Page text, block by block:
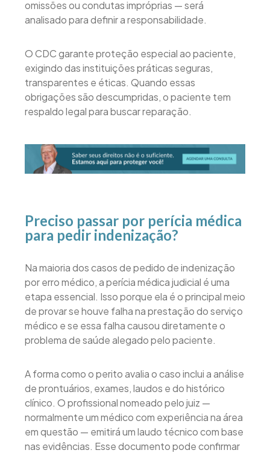
omissões ou condutas impróprias — será
analisado para definir a responsabilidade.
O CDC garante proteção especial ao paciente,
exigindo das instituições práticas seguras,
transparentes e éticas. Quando essas
obrigações são descumpridas, o paciente tem
respaldo legal para buscar reparação.
Preciso passar por perícia médica
para pedir indenização?
Na maioria dos casos de pedido de indenização
por erro médico, a perícia médica judicial é uma
etapa essencial. Isso porque ela é o principal meio
de provar se houve falha na prestação do serviço
médico e se essa falha causou diretamente o
problema de saúde alegado pelo paciente.
A forma como o perito avalia o caso inclui a análise
de prontuários, exames, laudos e do histórico
clínico. O profissional nomeado pelo juiz —
normalmente um médico com experiência na área
em questão — emitirá um laudo técnico com base
nas evidências. Esse documento pode confirmar